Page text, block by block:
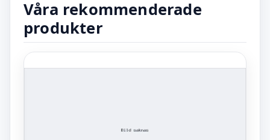
Våra rekommenderade
produkter